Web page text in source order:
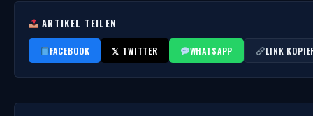
ARTIKEL TEILEN
FACEBOOK 𝕏 TWITTER WHATSAPP LINK